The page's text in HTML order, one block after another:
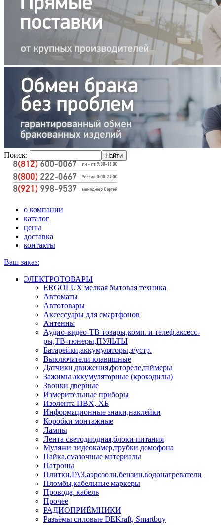
Поиск:
о компании
каталог
цены
доставка
контакты
Ваш заказ:
ЭЛЕКТРОТОВАРЫ
ERGOLUX мелкая бытовая техника
Автоматы
Автотовары
Аксессуары для смартфонов
Антенны
Аудио-видео-ТВ товары,комп. и телеф.аксесс-
ры,ТВ-тюнеры,ПУЛЬТЫ
Батарейки,аккумуляторы,з/устр.
Выключатели клавишные
Датчики движения,фотореле,таймеры
Зажимы аккумуляторные (крокодилы)
Звонки дверные
Измерительные приборы
Изолента ПВХ, ХБ
Информационные знаки,наклейки
Коробки монтажные
Лампы
Лента светодиодная,блоки питания
Муляжи видеокамер,трубки домофона
Пайка,смазочные материалы
Патроны
Плитки,ГАЗ,аэрозоли,бензин,водонагреватели
Пломбы,кабельные маркеры
Провода, кабель
Прочее
РАДИОПРИЁМНИКИ
Разъёмы силовые DEKraft, Smartbuy